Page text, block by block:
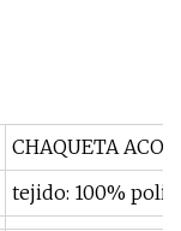
CHAQUETA
tejido: 100%